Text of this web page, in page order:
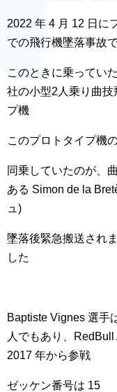
2022 年 4 月 12 日に
での飛行機墜落事故
このときに乗ってい
社の小型2人乗り 曲技
プ機
このプロトタイプ機
同乗していたのが、
ある Simon de la
ュ)
墜落後緊急搬送され
した
Baptiste Vignes 選手
人でもあり、
RedBull
2017 年から参戦
ゼッケン番号は 15